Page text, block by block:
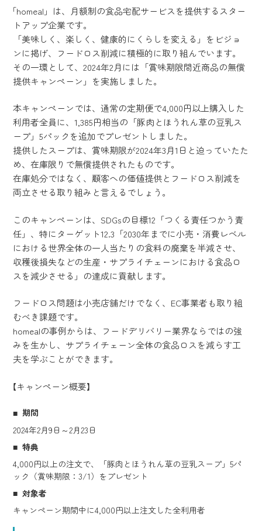
「homeal」は、月額制の食品宅配サービスを提供するスター
トアップ企業です。
「美味しく、楽しく、健康的にくらしを変える」をビジョ
ンに掲げ、フードロス削減に積極的に取り組んでいます。
その一環として、2024年2月には「賞味期限間近商品の無償
提供キャンペーン」を実施しました。
本キャンペーンでは、通常の定期便で4,000円以上購入した
利用者全員に、1,385円相当の「豚肉とほうれん草の豆乳ス
ープ」5パックを追加でプレゼントしました。
提供したスープは、賞味期限が2024年3月1日と迫っていたた
め、在庫限りで無償提供されたものです。
在庫処分ではなく、顧客への価値提供とフードロス削減を
両立させる取り組みと言えるでしょう。
このキャンペーンは、SDGsの目標12「つくる責任つかう責
任」、特にターゲット12.3「2030年までに小売・消費レベル
における世界全体の一人当たりの食料の廃棄を半減させ、
収穫後損失などの生産・サプライチェーンにおける食品ロ
スを減少させる」の達成に貢献します。
フードロス問題は小売店舗だけでなく、EC事業者も取り組
むべき課題です。
homealの事例からは、フードデリバリー業界ならではの強
みを生かし、サプライチェーン全体の食品ロスを減らす工
夫を学ぶことができます。
【キャンペーン概要】
期間
2024年2月9日～2月23日
特典
4,000円以上の注文で、「豚肉とほうれん草の豆乳スープ」5パ
ック（賞味期限：3/1）をプレゼント
対象者
キャンペーン期間中に4,000円以上注文した全利用者